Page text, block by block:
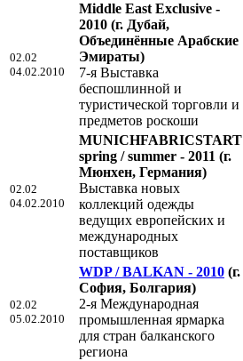
02.02
04.02.2010
Middle East Exclusive -
2010 (г. Дубай,
Объединённые Арабские
Эмираты)
7-я Выставка
беспошлинной и
туристической торговли и
предметов роскоши
02.02
04.02.2010
MUNICHFABRICSTART
spring / summer - 2011 (г.
Мюнхен, Германия)
Выставка новых
коллекций одежды
ведущих европейских и
международных
поставщиков
02.02
05.02.2010
WDP / BALKAN - 2010 (г.
София, Болгария)
2-я Международная
промышленная ярмарка
для стран балканского
региона